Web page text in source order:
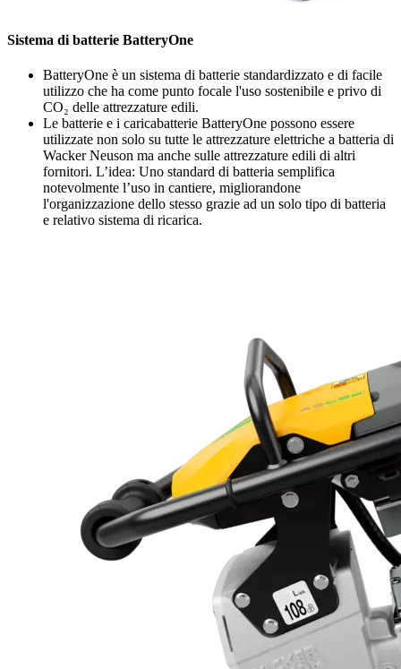
Sistema di batterie BatteryOne
BatteryOne è un sistema di batterie standardizzato e di facile
utilizzo che ha come punto focale l'uso sostenibile e privo di
CO₂ delle attrezzature edili.
Le batterie e i caricabatterie BatteryOne possono essere
utilizzate non solo su tutte le attrezzature elettriche a batteria di
Wacker Neuson ma anche sulle attrezzature edili di altri
fornitori. L’idea: Uno standard di batteria semplifica
notevolmente l’uso in cantiere, migliorandone
l'organizzazione dello stesso grazie ad un solo tipo di batteria
e relativo sistema di ricarica.